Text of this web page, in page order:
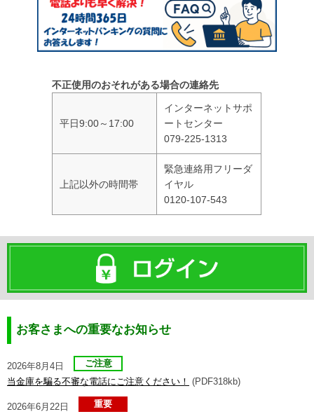
不正使用のおそれがある場合の連絡先
平日9:00～17:00
インターネットサポ
ートセンター
079-225-1313
上記以外の時間帯
緊急連絡用フリーダ
イヤル
0120-107-543
お客さまへの重要なお知らせ
2026年8月4日 ご注意
当金庫を騙る不審な電話にご注意ください！ (PDF318kb)
2026年6月22日 重要